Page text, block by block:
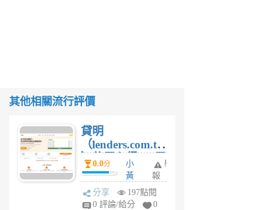
其他相關流行評價
貸明
（lenders.com.tw
）使用心得 — 民
間貸款比較平台
體驗
0.0分
小
黃
蜂
1
舉
報
分享
197點閱
0 評論/給分
0